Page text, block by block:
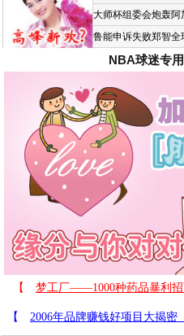
大师杯组委会炮轰阿
鲁能申诉失败郑智全
NBA球迷专